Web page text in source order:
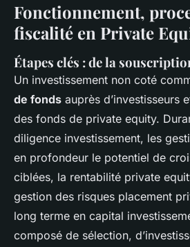
Fonctionnement,
fiscalité en Private
Étapes clés : de la
Un investissement non coté
de fonds auprès d’investisseurs
des fonds de private equity.
diligence investissement, les
en profondeur le potentiel de
ciblées, la rentabilité private
gestion des risques placement
long terme en capital
composé de sélection,